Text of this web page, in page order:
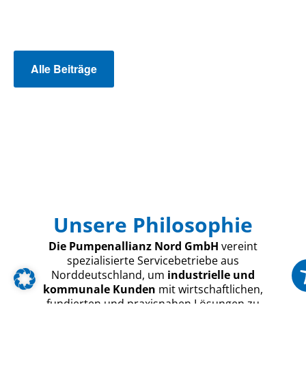
Alle Beiträge
Unsere Philosophie
Die Pumpenallianz Nord GmbH vereint
spezialisierte Servicebetriebe aus
Norddeutschland, um industrielle und
kommunale Kunden mit wirtschaftlichen,
fundierten und praxisnahen Lösungen zu